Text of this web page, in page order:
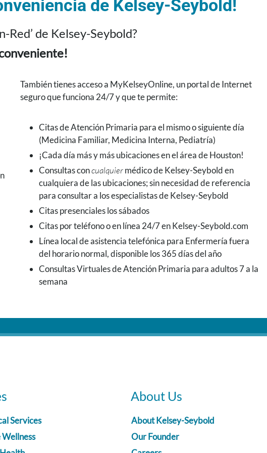
de Kelsey-Seybold!
Red’ de Kelsey-Seybold?
También tienes acceso a MyKelseyOnline, un portal de Internet
seguro que funciona 24/7 y que te permite:
Citas de Atención Primaria para el mismo o siguiente día
(Medicina Familiar, Medicina Interna, Pediatría)
¡Cada día más y más ubicaciones en el área de Houston!
Consultas concualquiermédico de Kelsey-Seybold en
cualquiera de las ubicaciones; sin necesidad de referencia
para consultar a los especialistas de Kelsey-Seybold
Citas presenciales los sábados
Citas por teléfono o en línea 24/7 en Kelsey-Seybold.com
Línea local de asistencia telefónica para Enfermería fuera
del horario normal, disponible los 365 días del año
Consultas Virtuales de Atención Primaria para adultos 7 a la
semana
Services
About Us
About Kelsey-Seybold
Our Founder